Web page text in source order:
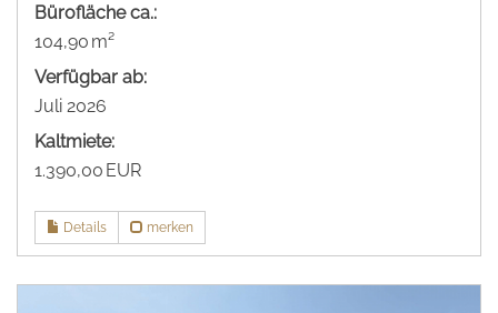
Bürofläche ca.:
104,90 m²
Verfügbar ab:
Juli 2026
Kaltmiete:
1.390,00 EUR
Details merken